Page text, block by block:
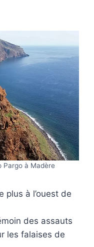
Pargo à Madère
plus à l’ouest de
des assauts
les falaises de